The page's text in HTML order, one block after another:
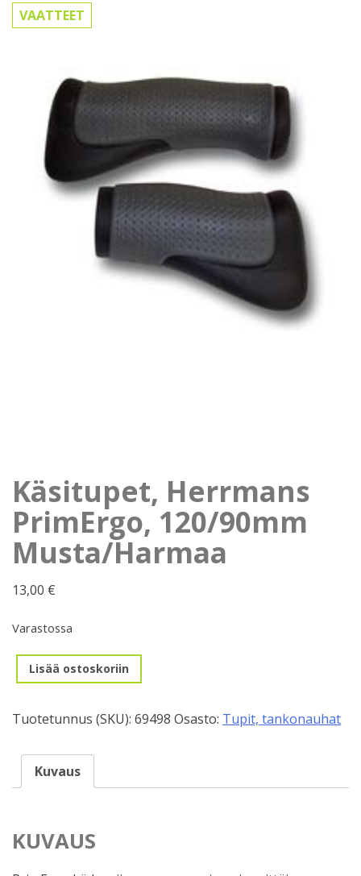
VAATTEET
Käsitupet, Herrmans
PrimErgo, 120/90mm
Musta/Harmaa
13,00 €
Varastossa
Käsitupet,
Herrmans
120/90mm
määrä
Lisää ostoskoriin
Tuotetunnus (SKU): 69498 Osasto: Tupit, tankonauhat
Kuvaus
KUVAUS